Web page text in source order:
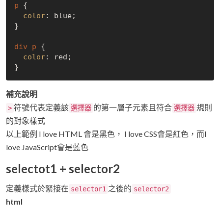
p {
color: blue;
}
div p {
color: red;
補充說明
> 符號代表定義該 選擇器 的第一層子元素且符合 選擇器 規則
的對象樣式
以上範例 I love HTML 會是黑色， I love CSS會是紅色，而I
love JavaScript會是藍色
selectot1 + selector2
定義樣式於緊接在 selector1 之後的 selector2
html